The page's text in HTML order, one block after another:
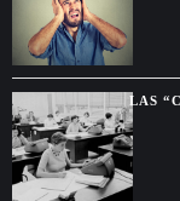
LAS
QUE